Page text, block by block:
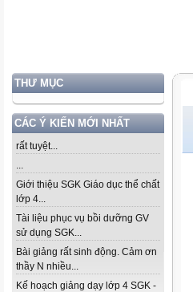
THƯ MỤC
CÁC Ý KIẾN MỚI NHẤT
rất tuyệt...
...
Giới thiệu SGK Giáo dục thể chất
lớp 4...
Tài liệu phục vụ bồi dưỡng GV
sử dụng SGK...
Bài giảng rất sinh động. Cảm ơn
thầy N nhiều...
Kế hoạch giảng dạy lớp 4 SGK -